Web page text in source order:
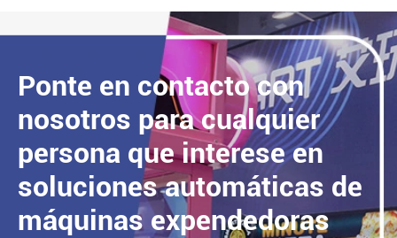
Ponte en contacto con
nosotros para cualquier
persona que interese en
soluciones automáticas de
máquinas expendedoras